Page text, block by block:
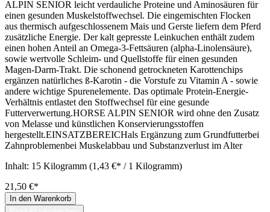
ALPIN SENIOR leicht verdauliche Proteine und Aminosäuren für
einen gesunden Muskelstoffwechsel. Die eingemischten Flocken
aus thermisch aufgeschlossenem Mais und Gerste liefern dem Pferd
zusätzliche Energie. Der kalt gepresste Leinkuchen enthält zudem
einen hohen Anteil an Omega-3-Fettsäuren (alpha-Linolensäure),
sowie wertvolle Schleim- und Quellstoffe für einen gesunden
Magen-Darm-Trakt. Die schonend getrockneten Karottenchips
ergänzen natürliches ß-Karotin - die Vorstufe zu Vitamin A - sowie
andere wichtige Spurenelemente. Das optimale Protein-Energie-
Verhältnis entlastet den Stoffwechsel für eine gesunde
Futterverwertung.HORSE ALPIN SENIOR wird ohne den Zusatz
von Melasse und künstlichen Konservierungsstoffen
hergestellt.EINSATZBEREICHals Ergänzung zum Grundfutterbei
Zahnproblemenbei Muskelabbau und Substanzverlust im Alter
Inhalt: 15 Kilogramm (1,43 €* / 1 Kilogramm)
21,50 €*
In den Warenkorb